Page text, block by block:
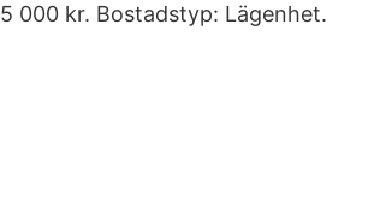
000 kr. Bostadstyp: Lägenhet.